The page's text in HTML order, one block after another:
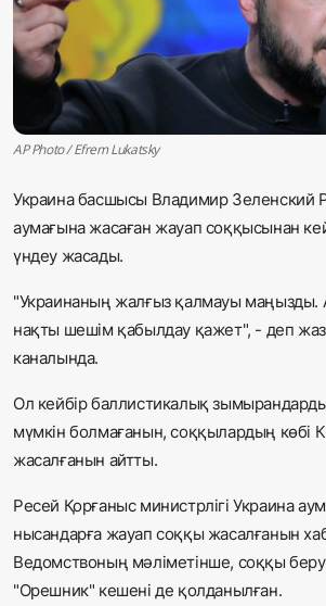
Жаңалықтар
Қоғам
Спорт
Журналистік зерттеу
Қазақ тілі
AP Photo / Efrem Lukatsky
Украина басшысы Владимир Зеленский
аумағына жасаған жауап соққысынан
үндеу жасады.
"Украинаның жалғыз қалмауы
нақты шешім қабылдау қажет", - деп
каналында.
Ол кейбір баллистикалық
мүмкін болмағанын, соққылардың көбі
жасалғанын айтты.
Ресей Қорғаныс министрлігі Украина
нысандарға жауап соққы жасалғанын
Ведомствоның мәліметінше, соққы
"Орешник" кешені де қолданылған.